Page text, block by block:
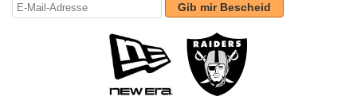
Gib mir Bescheid